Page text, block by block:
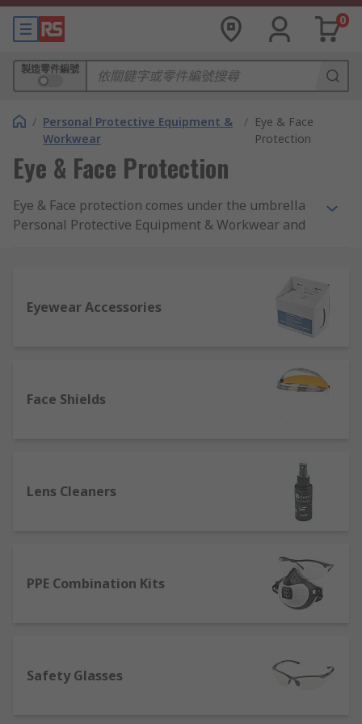
0
製造零件編號
/ Personal Protective Equipment &
Workwear
/ Eye & Face
Protection
Eye & Face Protection
Eye & Face protection comes under the umbrella
Personal Protective Equipment & Workwear and
protection is a crucial part of daily protection in
some workplaces, protecting the face and eyes
against risks such as the projection of debris and
radiation, hazardous substances, chemical/liquid
splashes or potentially infectious materials.
important safety gear for lab technicians,
Our eye & face protection range includes trusted
RS Pro, supplying leading protection that meets
the required safety standards across several
Eyewear Accessories
Face Shields
Lens Cleaners
PPE Combination Kits
Safety Glasses